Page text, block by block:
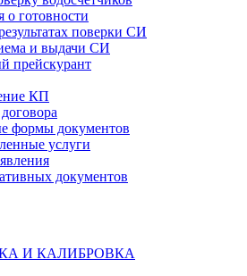
готовности
поверки СИ
и выдачи СИ
прейскурант
КП
формы документов
услуги
документов
И КАЛИБРОВКА